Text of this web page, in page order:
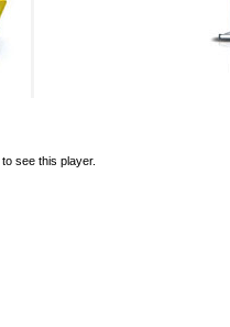
to see this player.